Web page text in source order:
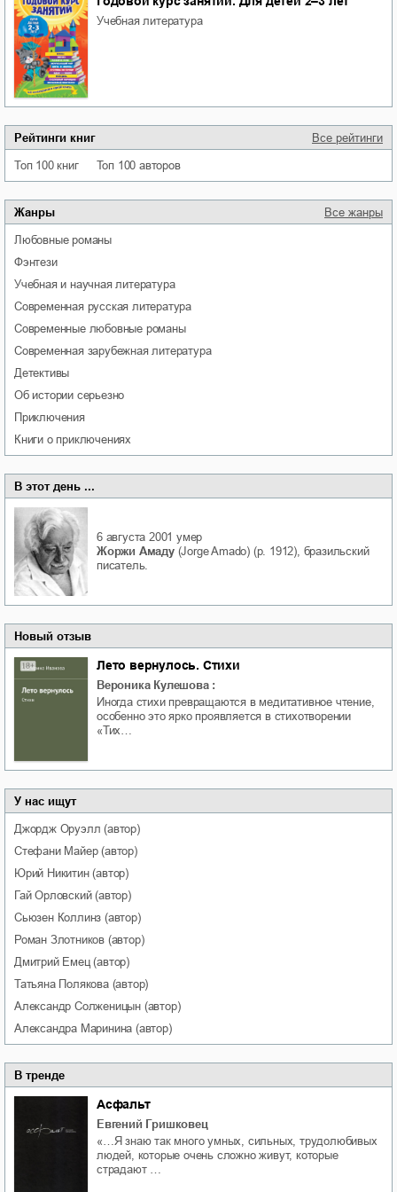
учебная литература
Рейтинги книг Все рейтинги
Топ 100 книг Топ 100 авторов
Жанры Все жанры
любовные романы
фэнтези
учебная и научная литература
современная русская литература
современные любовные романы
современная зарубежная литература
детективы
об истории серьезно
приключения
книги о приключениях
В этот день ...
6 августа 2001 умер
Жоржи Амаду(Jorge Amado) (р. 1912), бразильский
писатель.
Новый отзыв
Лето вернулось. Стихи
Вероника Кулешова :
Иногда стихи превращаются в медитативное чтение,
особенно это ярко проявляется в стихотворении
«Тих…
У нас ищут
Джордж Оруэлл (автор)
Стефани Майер(автор)
Юрий Никитин(автор)
Гай Орловский(автор)
Сьюзен Коллинз (автор)
Роман Злотников (автор)
Дмитрий Емец(автор)
Татьяна Полякова(автор)
Александр Солженицын (автор)
Александра Маринина (автор)
В тренде
Асфальт
Евгений Гришковец
«…Я знаю так много умных, сильных, трудолюбивых
людей, которые очень сложно живут, которые
страдают …